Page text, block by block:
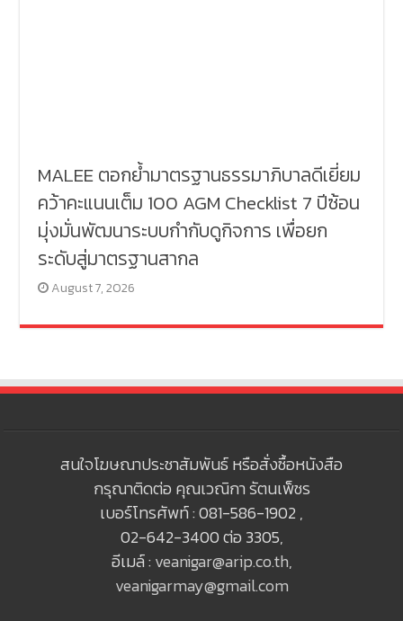
MALEE ตอกย้ำมาตรฐานธรรมาภิบาลดีเยี่ยม
คว้าคะแนนเต็ม 100 AGM Checklist 7 ปีซ้อน
มุ่งมั่นพัฒนาระบบกำกับดูกิจการ เพื่อยก
ระดับสู่มาตรฐานสากล
August 7, 2026
สนใจโฆษณาประชาสัมพันธ์ หรือสั่งซื้อหนังสือ
กรุณาติดต่อ คุณเวณิกา รัตนเพ็ชร
เบอร์โทรศัพท์ : 081-586-1902 ,
02-642-3400 ต่อ 3305,
อีเมล์ : veanigar@arip.co.th,
veanigarmay@gmail.com